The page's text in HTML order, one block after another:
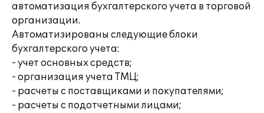
автоматизация бухгалтерского учета в торговой
организации.
Автоматизированы следующие блоки
бухгалтерского учета:
- учет основных средств;
- организация учета ТМЦ;
- расчеты с поставщиками и покупателями;
- расчеты с подотчетными лицами;